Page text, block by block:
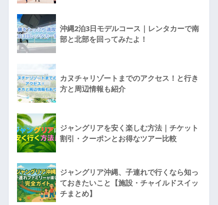
沖縄2泊3日モデルコース｜レンタカーで南
部と北部を回ってみたよ！
カヌチャリゾートまでのアクセス！と行き
方と周辺情報も紹介
ジャングリアを安く楽しむ方法｜チケット
割引・クーポンとお得なツアー比較
ジャングリア沖縄、子連れで行くなら知っ
ておきたいこと【施設・チャイルドスイッ
チまとめ】